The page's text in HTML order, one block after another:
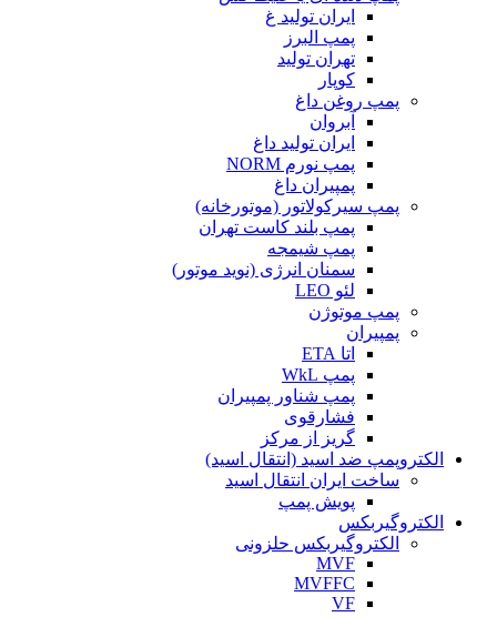
ایران تولید غ
پمپ البرز
تهران تولید
کوپار
پمپ روغن داغ
آبروان
ایران تولید داغ
پمپ نورم NORM
پمپیران داغ
پمپ سیرکولاتور (موتورخانه)
پمپ بلند کاست تهران
پمپ شیمجه
سمنان انرژی (نوید موتور)
لئو LEO
پمپ موتوژن
پمپیران
اتا ETA
پمپ WkL
پمپ شناور پمپیران
فشارقوی
گریز از مرکز
الکتروپمپ ضد اسید (انتقال اسید)
ساخت ایران انتقال اسید
پویش پمپ
الکتروگیربکس
الکتروگیربکس حلزونی
MVF
MVFFC
VF